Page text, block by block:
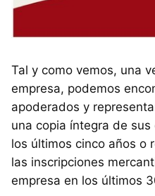
Tal y como vemos, una
empresa, podemos
apoderados y
una copia íntegra de
los últimos cinco años o
las inscripciones
empresa en los últimos